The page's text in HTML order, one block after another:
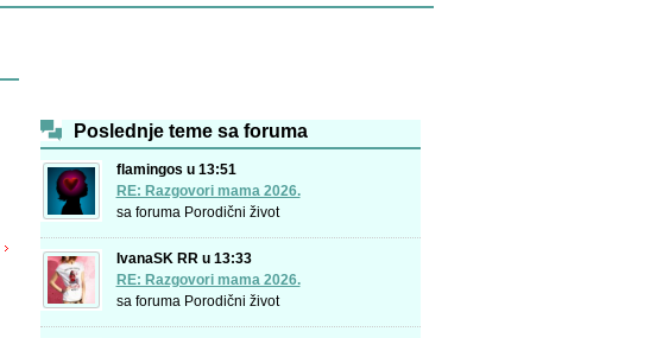
Poslednje teme sa foruma
flamingos u 13:51
RE: Razgovori mama 2026.
sa foruma Porodični život
IvanaSK RR u 13:33
RE: Razgovori mama 2026.
sa foruma Porodični život